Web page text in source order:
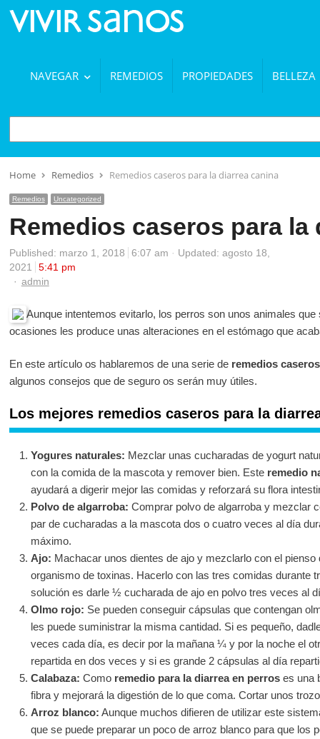
NAVEGAR REMEDIOS PROPIEDADES BELLEZA
BUSCAR
Home Remedios Remedios caseros para la diarrea canina
Remedios Uncategorized
Remedios caseros para la
Published: marzo 1, 2018 6:07 am
Updated: agosto 18,
2021
5:41 pm
Author
admin
Aunque intentemos evitarlo, los perros son unos animales
ocasiones les produce unas alteraciones en el estómago que
En este artículo os hablaremos de una serie de remedios
algunos consejos que de seguro os serán muy útiles.
Los mejores remedios caseros para la
Yogures naturales: Mezclar unas cucharadas de yogurt
con la comida de la mascota y remover bien. Este remedio
ayudará a digerir mejor las comidas y reforzará su flora
Polvo de algarroba: Comprar polvo de algarroba y mezclar
par de cucharadas a la mascota dos o cuatro veces al día
máximo.
Ajo: Machacar unos dientes de ajo y mezclarlo con el
organismo de toxinas. Hacerlo con las tres comidas durante
solución es darle ½ cucharada de ajo en polvo tres veces al
Olmo rojo: Se pueden conseguir cápsulas que contengan
les puede suministrar la misma cantidad. Si es pequeño,
veces cada día, es decir por la mañana ¼ y por la noche el
repartida en dos veces y si es grande 2 cápsulas al día
Calabaza: Como remedio para la diarrea en perroses una
fibra y mejorará la digestión de lo que coma. Cortar unos
Arroz blanco: Aunque muchos difieren de utilizar este
que se puede preparar un poco de arroz blanco para que los